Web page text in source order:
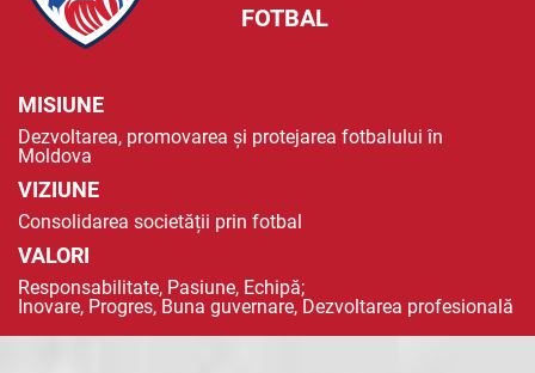
FOTBAL
MISIUNE
Dezvoltarea, promovarea și protejarea fotbalului în
Moldova
VIZIUNE
Consolidarea societății prin fotbal
VALORI
Responsabilitate, Pasiune, Echipă;
Inovare, Progres, Buna guvernare, Dezvoltarea profesională